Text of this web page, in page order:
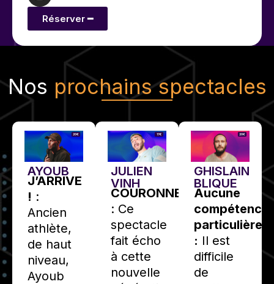
Réserver ━
Nos prochains spectacles
AYOUB
J’ARRIVE
! :
Ancien
athlète,
de haut
niveau,
Ayoub
JULIEN
VINH
COURONNE
: Ce
spectacle
fait écho
à cette
nouvelle
GHISLAIN
BLIQUE
Aucune
compétence
particulière
: Il est
difficile
de